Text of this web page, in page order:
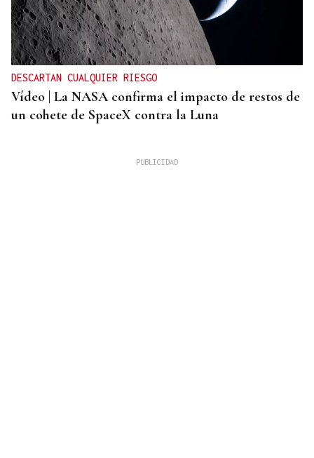
DESCARTAN CUALQUIER RIESGO
Vídeo | La NASA confirma el impacto de restos de
un cohete de SpaceX contra la Luna